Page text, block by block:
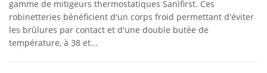
gamme de mitigeurs thermostatiques Sanifirst. Ces
robinetteries bénéficient d'un corps froid permettant d'éviter
les brûlures par contact et d'une double butée de
température, à 38 et...